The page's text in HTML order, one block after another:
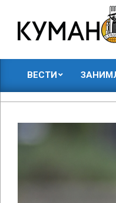
content
ВЕСТИ